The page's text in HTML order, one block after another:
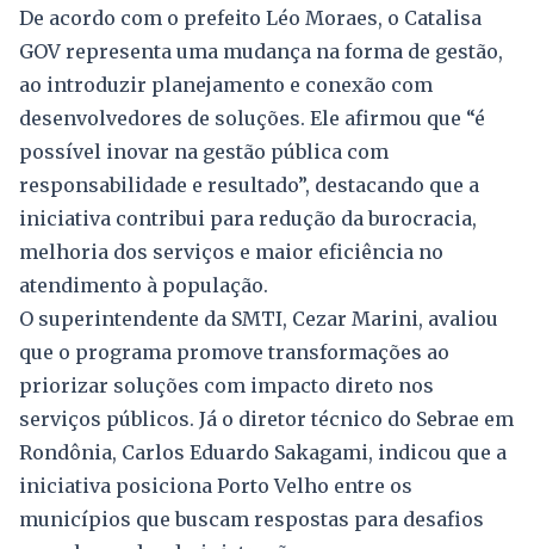
De acordo com o prefeito Léo Moraes, o Catalisa
GOV representa uma mudança na forma de gestão,
ao introduzir planejamento e conexão com
desenvolvedores de soluções. Ele afirmou que “é
possível inovar na gestão pública com
responsabilidade e resultado”, destacando que a
iniciativa contribui para redução da burocracia,
melhoria dos serviços e maior eficiência no
atendimento à população.
O superintendente da SMTI, Cezar Marini, avaliou
que o programa promove transformações ao
priorizar soluções com impacto direto nos
serviços públicos. Já o diretor técnico do Sebrae em
Rondônia, Carlos Eduardo Sakagami, indicou que a
iniciativa posiciona Porto Velho entre os
municípios que buscam respostas para desafios